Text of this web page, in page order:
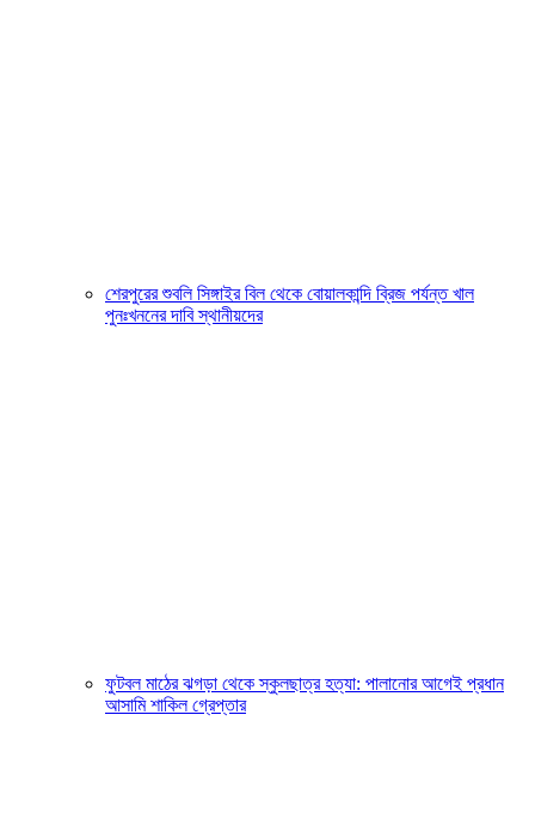
শেরপুরের শুবলি সিঙ্গাইর বিল থেকে বোয়ালকান্দি ব্রিজ পর্যন্ত খাল
পুনঃখননের দাবি স্থানীয়দের
ফুটবল মাঠের ঝগড়া থেকে স্কুলছাত্র হত্যা: পালানোর আগেই প্রধান
আসামি শাকিল গ্রেপ্তার